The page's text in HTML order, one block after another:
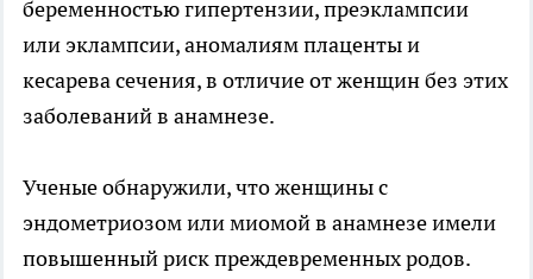
беременностью гипертензии, преэклампсии
или эклампсии, аномалиям плаценты и
кесарева сечения, в отличие от женщин без этих
заболеваний в анамнезе.
Ученые обнаружили, что женщины с
эндометриозом или миомой в анамнезе имели
повышенный риск преждевременных родов.